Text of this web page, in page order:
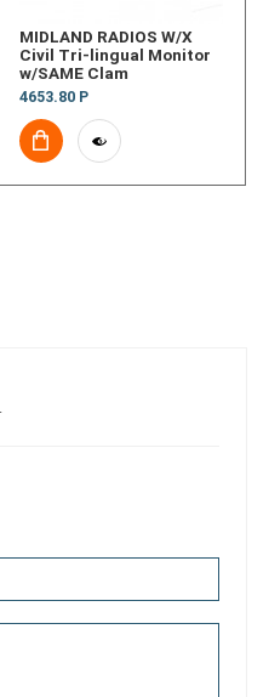
MIDLAND RADIOS W/X
Civil Tri-lingual Monitor
w/SAME Clam
4653.80 Р